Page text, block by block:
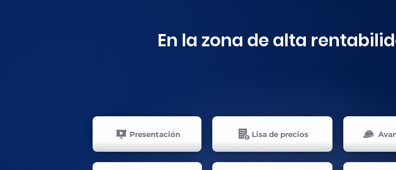
En la zona de alta
Presentación Lisa de precios